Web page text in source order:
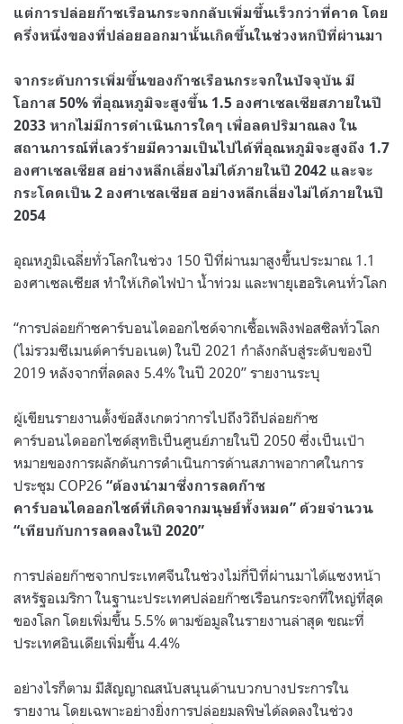
แต่การปล่อยก๊าซเรือนกระจกกลับเพิ่มขึ้นเร็วกว่าที่คาด โดย
ครึ่งหนึ่งของที่ปล่อยออกมานั้นเกิดขึ้นในช่วงหกปีที่ผ่านมา
จากระดับการเพิ่มขึ้นของก๊าซเรือนกระจกในปัจจุบัน มี
โอกาส 50% ที่อุณหภูมิจะสูงขึ้น 1.5 องศาเซลเซียสภายในปี
2033 หากไม่มีการดำเนินการใดๆ เพื่อลดปริมาณลง ใน
สถานการณ์ที่เลวร้ายมีความเป็นไปได้ที่อุณหภูมิจะสูงถึง 1.7
องศาเซลเซียส อย่างหลีกเลี่ยงไม่ได้ภายในปี 2042 และจะ
กระโดดเป็น 2 องศาเซลเซียส อย่างหลีกเลี่ยงไม่ได้ภายในปี
2054
อุณหภูมิเฉลี่ยทั่วโลกในช่วง 150 ปีที่ผ่านมาสูงขึ้นประมาณ 1.1
องศาเซลเซียส ทำให้เกิดไฟป่า น้ำท่วม และพายุเฮอริเคนทั่วโลก
“การปล่อยก๊าซคาร์บอนไดออกไซด์จากเชื้อเพลิงฟอสซิลทั่วโลก
(ไม่รวมซีเมนต์คาร์บอเนต) ในปี 2021 กำลังกลับสู่ระดับของปี
2019 หลังจากที่ลดลง 5.4% ในปี 2020” รายงานระบุ
ผู้เขียนรายงานตั้งข้อสังเกตว่าการไปถึงวิถีปล่อยก๊าซ
คาร์บอนไดออกไซด์สุทธิเป็นศูนย์ภายในปี 2050 ซึ่งเป็นเป้า
หมายของการผลักดันการดำเนินการด้านสภาพอากาศในการ
ประชุม COP26 “ต้องนำมาซึ่งการลดก๊าซ
คาร์บอนไดออกไซด์ที่เกิดจากมนุษย์ทั้งหมด” ด้วยจำนวน
“เทียบกับการลดลงในปี 2020”
การปล่อยก๊าซจากประเทศจีนในช่วงไม่กี่ปีที่ผ่านมาได้แซงหน้า
สหรัฐอเมริกา ในฐานะประเทศปล่อยก๊าซเรือนกระจกที่ใหญ่ที่สุด
ของโลก โดยเพิ่มขึ้น 5.5% ตามข้อมูลในรายงานล่าสุด ขณะที่
ประเทศอินเดียเพิ่มขึ้น 4.4%
อย่างไรก็ตาม มีสัญญาณสนับสนุนด้านบวกบางประการใน
รายงาน โดยเฉพาะอย่างยิ่งการปล่อยมลพิษได้ลดลงในช่วง